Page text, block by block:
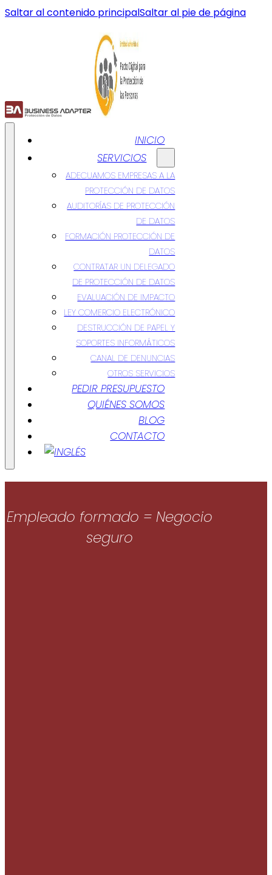
Saltar al contenido principalSaltar al pie de página
INICIO
SERVICIOS
ADECUAMOS EMPRESAS A LA
PROTECCIÓN DE DATOS
AUDITORÍAS DE PROTECCIÓN
DE DATOS
FORMACIÓN PROTECCIÓN DE
DATOS
CONTRATAR UN DELEGADO
DE PROTECCIÓN DE DATOS
EVALUACIÓN DE IMPACTO
LEY COMERCIO ELECTRÓNICO
DESTRUCCIÓN DE PAPEL Y
SOPORTES INFORMÁTICOS
CANAL DE DENUNCIAS
OTROS SERVICIOS
PEDIR PRESUPUESTO
QUIÉNES SOMOS
BLOG
CONTACTO
Empleado formado = Negocio
seguro